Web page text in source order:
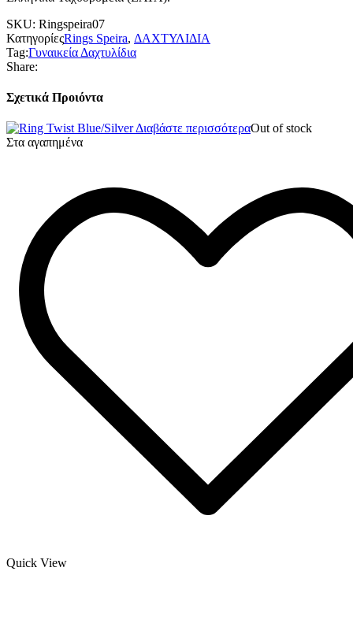
SKU: Ringspeira07
ΚατηγορίεςRings Speira, ΔΑΧΤΥΛΙΔΙΑ
Tag:Γυναικεία Δαχτυλίδια
Share:
Σχετικά Προιόντα
Διαβάστε περισσότεραOut of stock
Στα αγαπημένα
Quick View